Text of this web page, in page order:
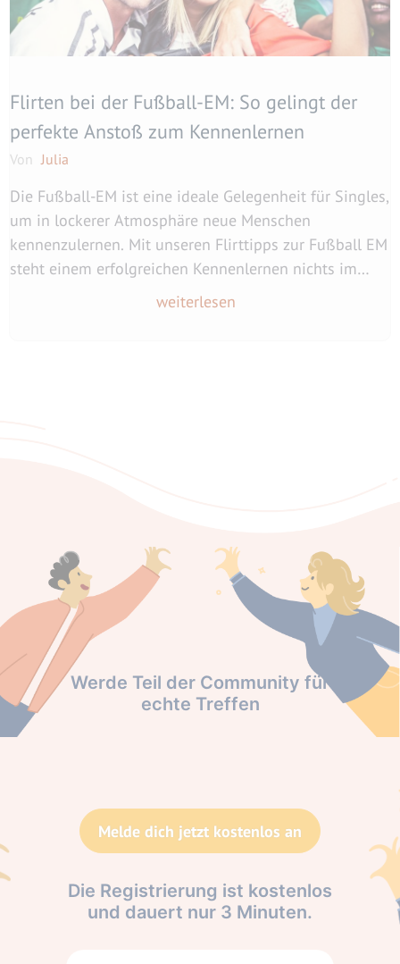
Flirten bei der Fußball-EM: So gelingt der
perfekte Anstoß zum Kennenlernen
Von Julia
Die Fußball-EM ist eine ideale Gelegenheit für Singles,
um in lockerer Atmosphäre neue Menschen
kennenzulernen. Mit unseren Flirttipps zur Fußball EM
steht einem erfolgreichen Kennenlernen nichts im
weiterlesen
Werde Teil der Community für
echte Treffen
Melde dich jetzt kostenlos an
Die Registrierung ist kostenlos
und dauert nur 3 Minuten.